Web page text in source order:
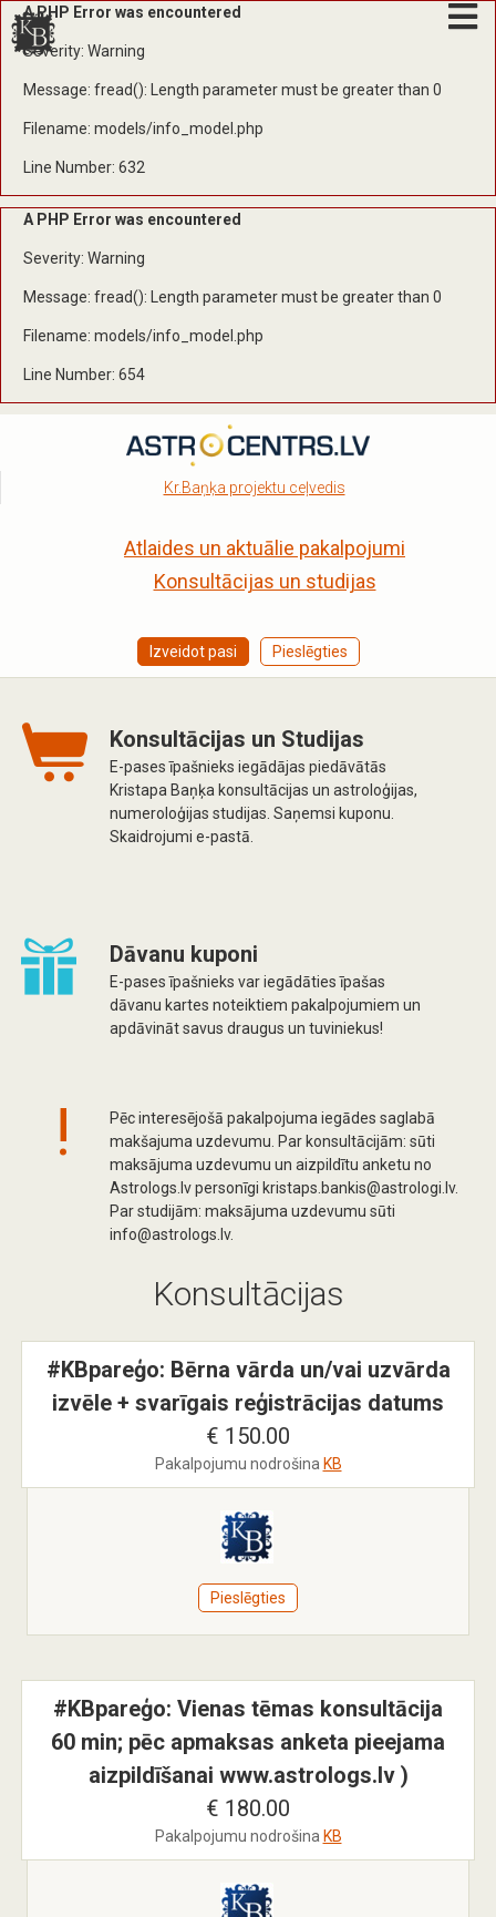
A PHP Error was encountered
Severity: Warning
Message: fread(): Length parameter must be greater than 0
Filename: models/info_model.php
Line Number: 632
A PHP Error was encountered
Severity: Warning
Message: fread(): Length parameter must be greater than 0
Filename: models/info_model.php
Line Number: 654
Kr.Baņķa projektu ceļvedis
Atlaides un aktuālie pakalpojumi
Konsultācijas un studijas
Izveidot pasi Pieslēgties
Konsultācijas un Studijas
E-pases īpašnieks iegādājas piedāvātās
Kristapa Baņķa konsultācijas un astroloģijas,
numeroloģijas studijas. Saņemsi kuponu.
Skaidrojumi e-pastā.
Dāvanu kuponi
E-pases īpašnieks var iegādāties īpašas
dāvanu kartes noteiktiem pakalpojumiem un
apdāvināt savus draugus un tuviniekus!
!
Pēc interesējošā pakalpojuma iegādes saglabā
makšajuma uzdevumu. Par konsultācijām: sūti
maksājuma uzdevumu un aizpildītu anketu no
Astrologs.lv personīgi kristaps.bankis@astrologi.lv.
Par studijām: maksājuma uzdevumu sūti
info@astrologs.lv.
Konsultācijas
#KBpareģo: Bērna vārda un/vai uzvārda
izvēle + svarīgais reģistrācijas datums
€ 150.00
Pakalpojumu nodrošina KB
Pieslēgties
#KBpareģo: Vienas tēmas konsultācija
60 min; pēc apmaksas anketa pieejama
aizpildīšanai www.astrologs.lv )
€ 180.00
Pakalpojumu nodrošina KB